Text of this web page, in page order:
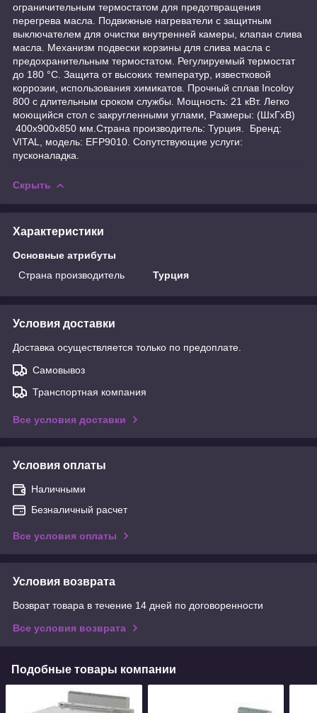
ограничительным термостатом для предотвращения
перегрева масла. Подвижные нагреватели с защитным
выключателем для очистки внутренней камеры, клапан слива
масла. Механизм подвески корзины для слива масла с
предохранительным термостатом. Регулируемый термостат
до 180 °C. Защита от высоких температур, известковой
коррозии, использования химикатов. Прочный сплав Incoloy
800 с длительным сроком службы. Мощность: 21 кВт. Легко
моющийся стол с закругленными углами, Размеры: (ШхГхВ)
400x900x850 мм.Страна производитель: Турция. Бренд:
VITAL, модель: EFP9010. Сопутствующие услуги:
пусконаладка.
Скрыть
Характеристики
Основные атрибуты
Страна производитель
Турция
Условия доставки
Доставка осуществляется только по предоплате.
Самовывоз
Транспортная компания
Все условия доставки
Условия оплаты
Наличными
Безналичный расчет
Все условия оплаты
Условия возврата
Возврат товара в течение 14 дней по договоренности
Все условия возврата
Подобные товары компании